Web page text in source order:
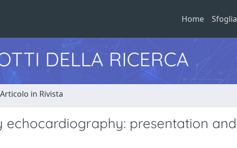
Home Sfoglia
DELLA RICERCA
in Rivista
echocardiography: presentation and